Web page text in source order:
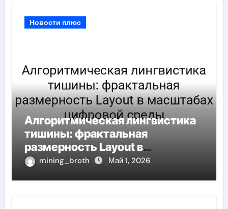
Новости плюс
Алгоритмическая лингвистика
тишины: фрактальная
размерность Layout в
масштабах цифровой среды
mining_broth Май 1, 2026